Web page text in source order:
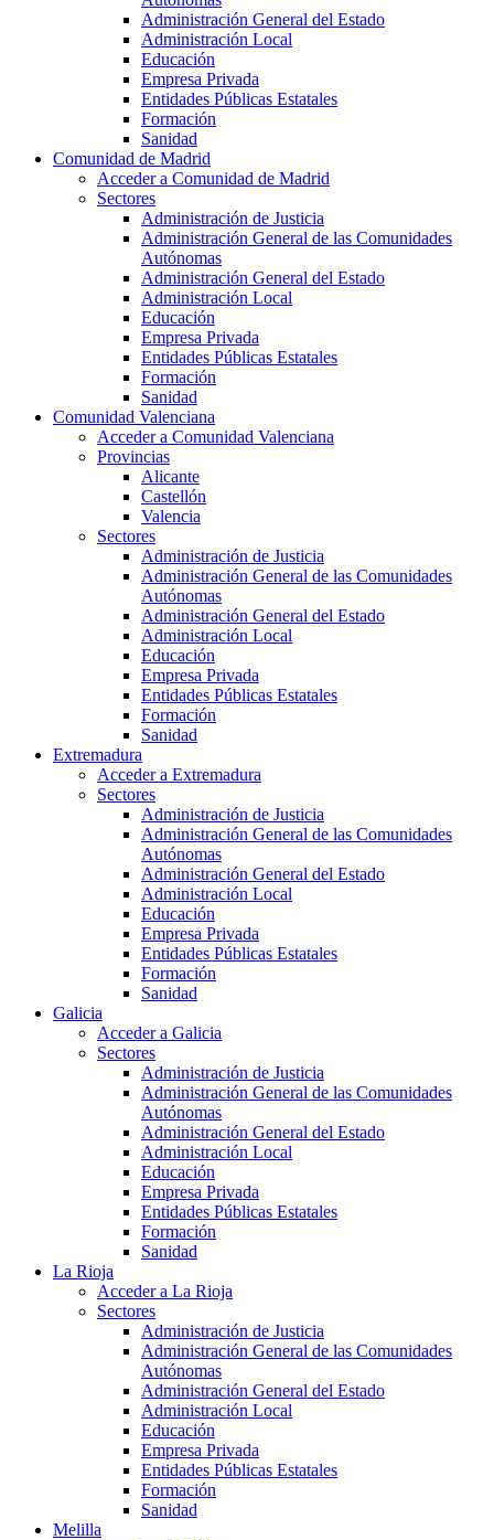
Administración General del Estado
Administración Local
Educación
Empresa Privada
Entidades Públicas Estatales
Formación
Sanidad
Comunidad de Madrid
Acceder a Comunidad de Madrid
Sectores
Administración de Justicia
Administración General de las Comunidades
Autónomas
Administración General del Estado
Administración Local
Educación
Empresa Privada
Entidades Públicas Estatales
Formación
Sanidad
Comunidad Valenciana
Acceder a Comunidad Valenciana
Provincias
Alicante
Castellón
Valencia
Sectores
Administración de Justicia
Administración General de las Comunidades
Autónomas
Administración General del Estado
Administración Local
Educación
Empresa Privada
Entidades Públicas Estatales
Formación
Sanidad
Extremadura
Acceder a Extremadura
Sectores
Administración de Justicia
Administración General de las Comunidades
Autónomas
Administración General del Estado
Administración Local
Educación
Empresa Privada
Entidades Públicas Estatales
Formación
Sanidad
Galicia
Acceder a Galicia
Sectores
Administración de Justicia
Administración General de las Comunidades
Autónomas
Administración General del Estado
Administración Local
Educación
Empresa Privada
Entidades Públicas Estatales
Formación
Sanidad
La Rioja
Acceder a La Rioja
Sectores
Administración de Justicia
Administración General de las Comunidades
Autónomas
Administración General del Estado
Administración Local
Educación
Empresa Privada
Entidades Públicas Estatales
Formación
Sanidad
Melilla